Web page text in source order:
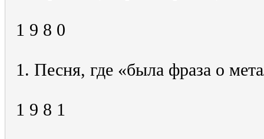
1 9 8 0
1. Песня, где «была фраза о
1 9 8 1